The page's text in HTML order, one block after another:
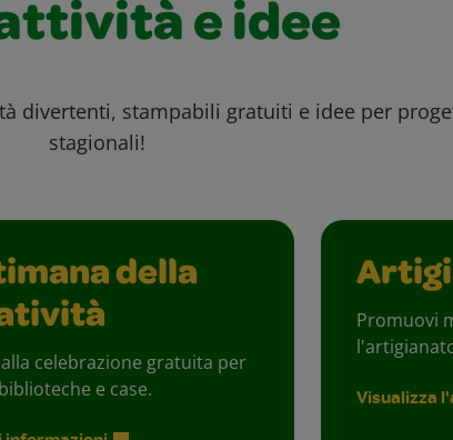
e idee
divertenti, stampabili gratuiti e idee per
stagionali!
della
celebrazione gratuita per
e case.
Promuovi
Visualizza